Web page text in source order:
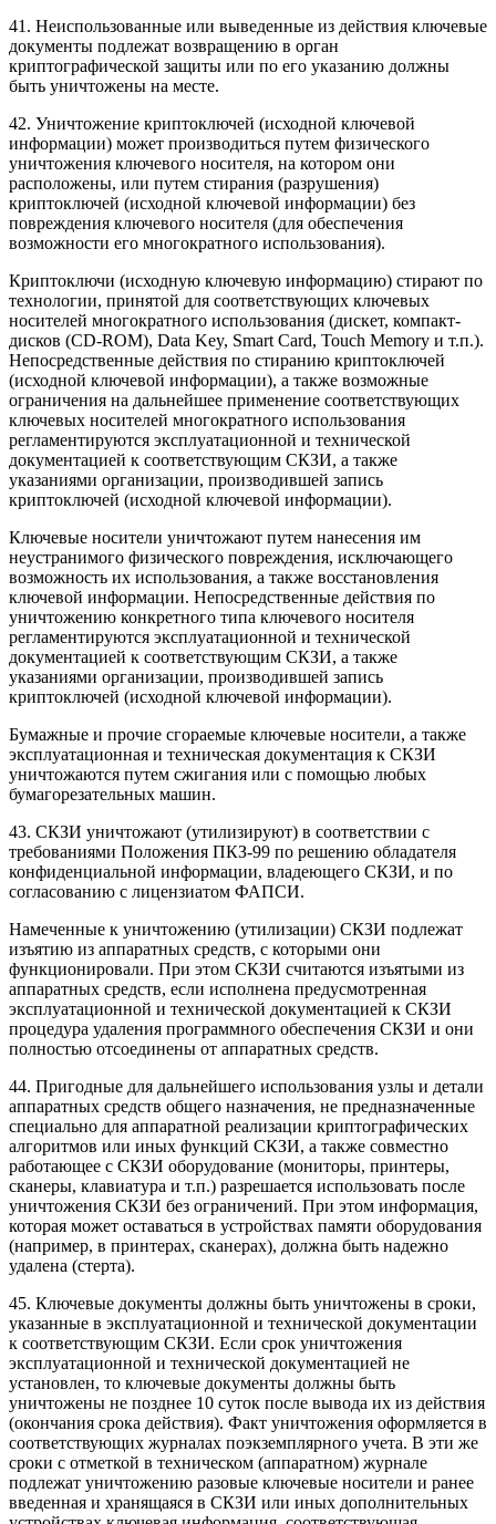
41. Неиспользованные или выведенные из действия ключевые
документы подлежат возвращению в орган
криптографической защиты или по его указанию должны
быть уничтожены на месте.
42. Уничтожение криптоключей (исходной ключевой
информации) может производиться путем физического
уничтожения ключевого носителя, на котором они
расположены, или путем стирания (разрушения)
криптоключей (исходной ключевой информации) без
повреждения ключевого носителя (для обеспечения
возможности его многократного использования).
Криптоключи (исходную ключевую информацию) стирают по
технологии, принятой для соответствующих ключевых
носителей многократного использования (дискет, компакт-
дисков (CD-ROM), Data Key, Smart Card, Touch Memory и т.п.).
Непосредственные действия по стиранию криптоключей
(исходной ключевой информации), а также возможные
ограничения на дальнейшее применение соответствующих
ключевых носителей многократного использования
регламентируются эксплуатационной и технической
документацией к соответствующим СКЗИ, а также
указаниями организации, производившей запись
криптоключей (исходной ключевой информации).
Ключевые носители уничтожают путем нанесения им
неустранимого физического повреждения, исключающего
возможность их использования, а также восстановления
ключевой информации. Непосредственные действия по
уничтожению конкретного типа ключевого носителя
регламентируются эксплуатационной и технической
документацией к соответствующим СКЗИ, а также
указаниями организации, производившей запись
криптоключей (исходной ключевой информации).
Бумажные и прочие сгораемые ключевые носители, а также
эксплуатационная и техническая документация к СКЗИ
уничтожаются путем сжигания или с помощью любых
бумагорезательных машин.
43. СКЗИ уничтожают (утилизируют) в соответствии с
требованиями Положения ПКЗ-99 по решению обладателя
конфиденциальной информации, владеющего СКЗИ, и по
согласованию с лицензиатом ФАПСИ.
Намеченные к уничтожению (утилизации) СКЗИ подлежат
изъятию из аппаратных средств, с которыми они
функционировали. При этом СКЗИ считаются изъятыми из
аппаратных средств, если исполнена предусмотренная
эксплуатационной и технической документацией к СКЗИ
процедура удаления программного обеспечения СКЗИ и они
полностью отсоединены от аппаратных средств.
44. Пригодные для дальнейшего использования узлы и детали
аппаратных средств общего назначения, не предназначенные
специально для аппаратной реализации криптографических
алгоритмов или иных функций СКЗИ, а также совместно
работающее с СКЗИ оборудование (мониторы, принтеры,
сканеры, клавиатура и т.п.) разрешается использовать после
уничтожения СКЗИ без ограничений. При этом информация,
которая может оставаться в устройствах памяти оборудования
(например, в принтерах, сканерах), должна быть надежно
удалена (стерта).
45. Ключевые документы должны быть уничтожены в сроки,
указанные в эксплуатационной и технической документации
к соответствующим СКЗИ. Если срок уничтожения
эксплуатационной и технической документацией не
установлен, то ключевые документы должны быть
уничтожены не позднее 10 суток после вывода их из действия
(окончания срока действия). Факт уничтожения оформляется в
соответствующих журналах поэкземплярного учета. В эти же
сроки с отметкой в техническом (аппаратном) журнале
подлежат уничтожению разовые ключевые носители и ранее
введенная и хранящаяся в СКЗИ или иных дополнительных